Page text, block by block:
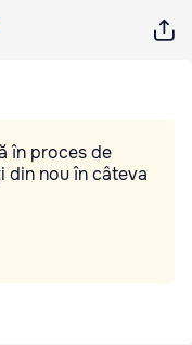
în proces de
din nou în câteva